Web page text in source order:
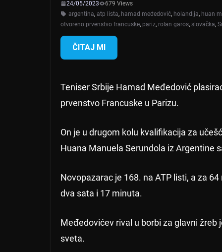
24/05/2023
679 Views
argentina, atp lista, hamad međedović, holandija, huan
otvoreno prvenstvo francuske, pariz, rolan garos, slovačka,
ČITAJ MI
Teniser Srbije Hamad Međedović
prvenstvo Francuske u Parizu.
On je u drugom kolu kvalifikacija za
Huana Manuela Serundola iz Argentine
Novopazarac je 168. na ATP listi, a za
dva sata i 17 minuta.
Međedovićev rival u borbi za glavni
sveta.